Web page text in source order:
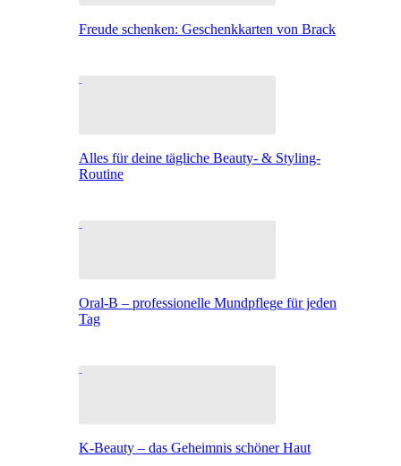
Freude schenken: Geschenkkarten von Brack
Alles für deine tägliche Beauty- & Styling-
Routine
Oral-B – professionelle Mundpflege für jeden
Tag
K-Beauty – das Geheimnis schöner Haut